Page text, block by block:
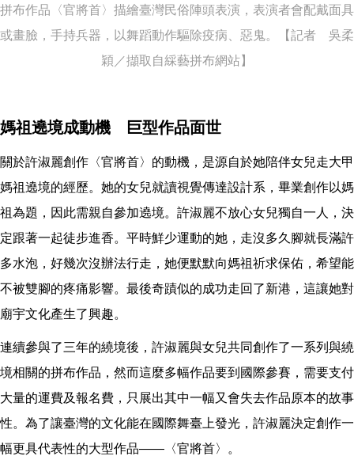
拼布作品〈官將首〉描繪臺灣民俗陣頭表演，表演者會配戴面具
或畫臉，手持兵器，以舞蹈動作驅除疫病、惡鬼。【記者 吳柔
穎／擷取自綵藝拼布網站】
媽祖遶境成動機 巨型作品面世
關於許淑麗創作〈官將首〉的動機，是源自於她陪伴女兒走大甲
媽祖遶境的經歷。她的女兒就讀視覺傳達設計系，畢業創作以媽
祖為題，因此需親自參加遶境。許淑麗不放心女兒獨自一人，決
定跟著一起徒步進香。平時鮮少運動的她，走沒多久腳就長滿許
多水泡，好幾次沒辦法行走，她便默默向媽祖祈求保佑，希望能
不被雙腳的疼痛影響。最後奇蹟似的成功走回了新港，這讓她對
廟宇文化產生了興趣。
連續參與了三年的繞境後，許淑麗與女兒共同創作了一系列與繞
境相關的拼布作品，然而這麼多幅作品要到國際參賽，需要支付
大量的運費及報名費，只展出其中一幅又會失去作品原本的故事
性。為了讓臺灣的文化能在國際舞臺上發光，許淑麗決定創作一
幅更具代表性的大型作品——〈官將首〉。